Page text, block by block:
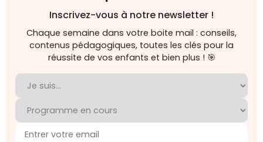
Inscrivez-vous à notre newsletter !
Chaque semaine dans votre boite mail : conseils,
contenus pédagogiques, toutes les clés pour la
réussite de vos enfants et bien plus ! 🎯